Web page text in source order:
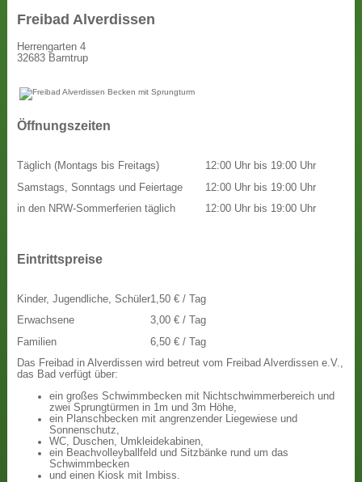
Freibad Alverdissen
Herrengarten 4
32683 Barntrup
Öffnungszeiten
Täglich (Montags bis Freitags)
Samstags, Sonntags und Feiertage
in den NRW-Sommerferien täglich
12:00 Uhr bis 19:00 Uhr
12:00 Uhr bis 19:00 Uhr
12:00 Uhr bis 19:00 Uhr
Eintrittspreise
Kinder, Jugendliche, Schüler
Erwachsene
Familien
1,50 € / Tag
3,00 € / Tag
6,50 € / Tag
Das Freibad in Alverdissen wird betreut vom Freibad Alverdissen e.V.,
das Bad verfügt über:
ein großes Schwimmbecken mit Nichtschwimmerbereich und
zwei Sprungtürmen in 1m und 3m Höhe,
ein Planschbecken mit angrenzender Liegewiese und
Sonnenschutz,
WC, Duschen, Umkleidekabinen,
ein Beachvolleyballfeld und Sitzbänke rund um das
Schwimmbecken
und einen Kiosk mit Imbiss.